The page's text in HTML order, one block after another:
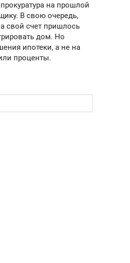
на прошлой
В свою очередь,
свой счет пришлось
дом. Но
ипотеки, а не на
проценты.